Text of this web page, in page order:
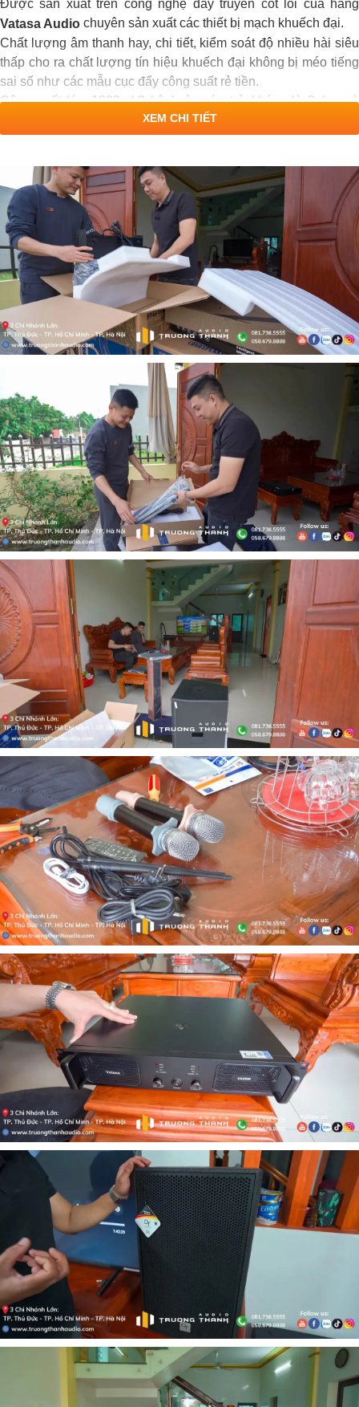
Được sản xuất trên công nghệ dây truyền cốt lõi của hãng
Vatasa Audio chuyên sản xuất các thiết bị mạch khuếch đại.
Chất lượng âm thanh hay, chi tiết, kiểm soát độ nhiều hài siêu
thấp cho ra chất lượng tín hiệu khuếch đại không bị méo tiếng
sai số như các mẫu cục đẩy công suất rẻ tiền.
Công suất lớn 1000w/ 2 kênh ở mức trở kháng là 8ohm và
1800w/ 2 kênh ở trở kháng là 4ohm.
Kiểu dáng thiết kế độc quyền của
nhìn vô cùng
Sản xuất trên nền tảng vỉ bo mạch Class H cho chất lượng âm
thanh dải âm bass chắc tiếng, âm Mid rõ dàng, dải âm treble
sắc và gọn.
Sản phẩm chính hãng của
Vatasa Audio
được bảo hàng lên
tới 3 năm.
XEM CHI TIẾT